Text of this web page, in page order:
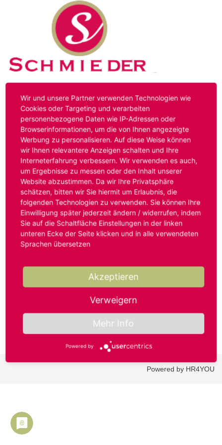
Kontakt Impressum Datenschutz
Hinweis:Das von ihnen aufgerufene Stellenangebot ist
bereits ausgelaufen. Alternative Stellenanzeigen finden
Sie unter:
www.schmieder-personal.de/stellenangebote
Oder Sie bewerben sich
initiativund wir suchen für Sie
passende Stellenangebote.
Anmelden
Benutzername oder E-Mail-Adresse*
Passwort*
Powered by HR4YOU
Wir und unsere Partner verwenden Technologien wie
Cookies oder Targeting und verarbeiten
personenbezogene Daten wie IP-Adressen oder
Browserinformationen, um die von Ihnen angezeigte
Werbung zu personalisieren. Auf diese Weise können
wir Ihnen relevantere Anzeigen schalten und Ihre
Interneterfahrung verbessern. Wir verwenden es auch,
um Ergebnisse zu messen oder den Inhalt unserer
Website abzustimmen. Da wir Ihre Privatsphäre
schätzen, bitten wir Sie hiermit um Erlaubnis, die
folgenden Technologien zu verwenden. Sie können Ihre
Einwilligung später jederzeit ändern / widerrufen, indem
Sie auf die Schaltfläche Einstellungen in der linken
unteren Ecke der Seite klicken und in alle verwendeten
Sprachen übersetzen
Akzeptieren
Verweigern
Mehr Info
Powered by